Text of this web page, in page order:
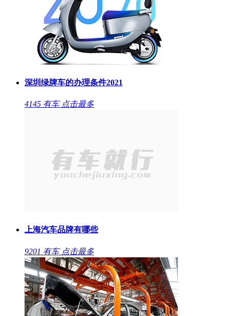
深圳绿牌车的办理条件2021
4145 有车 点击最多
上海汽车品牌有哪些
9201 有车 点击最多